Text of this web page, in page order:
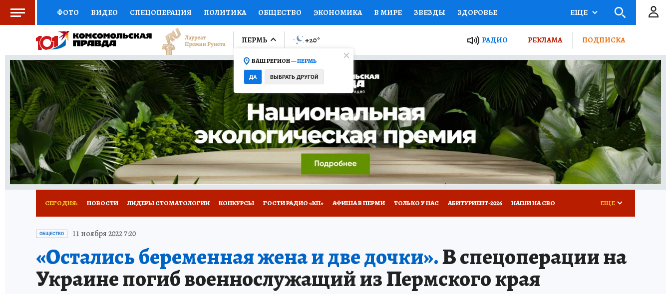
ФОТО ВИДЕО СПЕЦОПЕРАЦИЯ ПОЛИТИКА ОБЩЕСТВО ЭКОНОМИКА В МИРЕ ЗВЕЗДЫ ЗДОРОВЬЕ
СОЦПОДДЕРЖКА НАУКА СПОРТ КОЛУМНИСТЫ ПРОИСШЕСТВИЯ НАЦИОНАЛЬНЫЕ ПРОЕКТЫ РОССИИ
ВЫБОР ЭКСПЕРТОВ ДОКТОР ФИНАНСЫ ОТКРЫВАЕМ МИР Я ЗНАЮ СЕМЬЯ ЖЕНСКИЕ СЕКРЕТЫ ПУТЕВОДИТЕЛЬ
КНИЖНАЯ ПОЛКА ПРОГНОЗЫ НА СПОРТ ПРОМОКОДЫ СЕРИАЛЫ СПЕЦПРОЕКТЫ ДЕФИЦИТ ЖЕЛЕЗА ТУРИЗМ
ПРЕСС-ЦЕНТР НЕДВИЖИМОСТЬ ТЕЛЕВИЗОР КОЛЛЕКЦИИ КОНКУРСЫ РАБОТА У НАС ГИД ПОТРЕБИТЕЛЯ ВСЕ О КП
РАДИО КП РЕКЛАМА ТЕСТЫ НОВОЕ НА САЙТЕ
ЕЩЕ
ПЕРМЬ
ВАШ РЕГИОН —ПЕРМЬ
ДА ВЫБРАТЬ ДРУГОЙ
+20° РАДИО РЕКЛАМА ПОДПИСКА
СЕГОДНЯ: НОВОСТИ ЛИДЕРЫ СТОМАТОЛОГИИ КОНКУРСЫ ГОСТИ РАДИО «КП» АФИША В ПЕРМИ ТОЛЬКО У НАС АБИТУРИЕНТ-2026 НАШИ НА СВО
ВОЕНКОРЫ УКРАИНА: СВОДКА
СНЕГОПАД ВЕКА НАСТОЯЩИЕ ЛЮДИ ОТДЫХ В РОССИИ ЗАПОВЕДНАЯ РОССИЯ ГЕРОИ В БЕЛЫХ ХАЛАТАХ ВЫБОРЫ ГУБЕРНАТОРА
КЛИНИКА ГОДА 2025 ПРОИСШЕСТВИЯ НАСТОЯЩИЕ ЛЮДИ ПРОПАЛИ 13 ТУРИСТОВ ДЕНЬ ПОБЕДЫ В ПЕРМИ АФИША 300 ЛЕТ ПЕРМИ
ЕЩЕ
ОБЩЕСТВО 11 ноября 2022 7:20
«Остались беременная жена и две дочки».В спецоперации на
Украине погиб военнослужащий из Пермского края